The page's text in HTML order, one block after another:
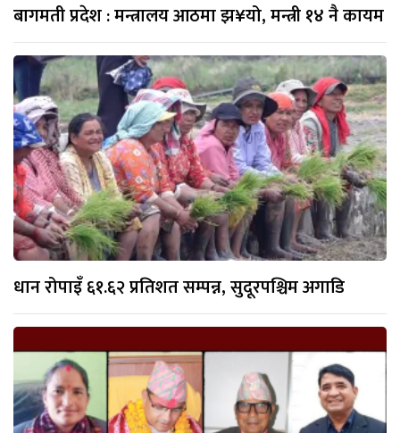
बागमती प्रदेश : मन्त्रालय आठमा झ¥यो, मन्त्री १४ नै कायम
धान रोपाइँ ६१.६२ प्रतिशत सम्पन्न, सुदूरपश्चिम अगाडि